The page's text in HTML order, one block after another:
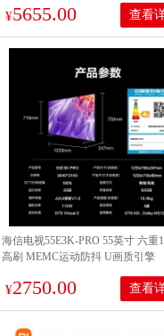
¥5655.00 查看
海信电视55E3K-PRO 55英寸 六重
高刷 MEMC运动防抖 U画质引擎
¥2750.00 查看